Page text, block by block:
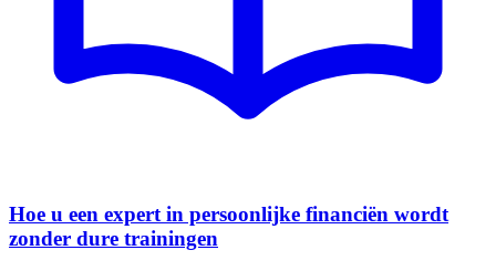
Hoe u een expert in persoonlijke financiën wordt
zonder dure trainingen